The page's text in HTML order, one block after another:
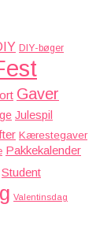
DIY-bøger
Gaver
Julespil
Kærestegaver
Pakkekalender
Student
Valentinsdag